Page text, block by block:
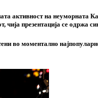
активност на неуморната
чија презентација се одржа
во моментално